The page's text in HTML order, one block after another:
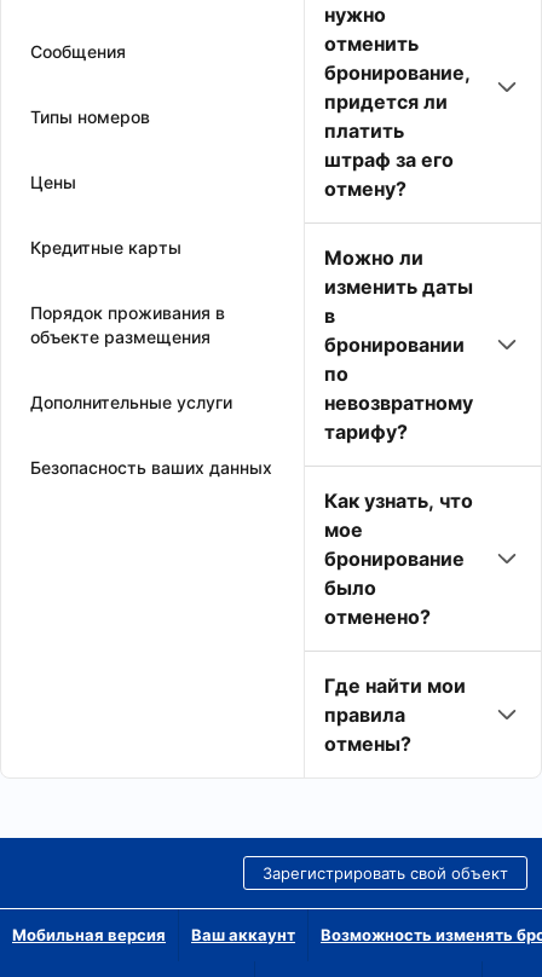
Сообщения
Типы номеров
Цены
Кредитные карты
Порядок проживания в
объекте размещения
Дополнительные услуги
Безопасность ваших данных
нужно
отменить
бронирование,
придется ли
платить
штраф за его
отмену?
Можно ли
изменить даты
в
бронировании
по
невозвратному
тарифу?
Как узнать, что
мое
бронирование
было
отменено?
Где найти мои
правила
отмены?
Зарегистрировать свой объект
Мобильная версия Ваш аккаунт Возможность изменять